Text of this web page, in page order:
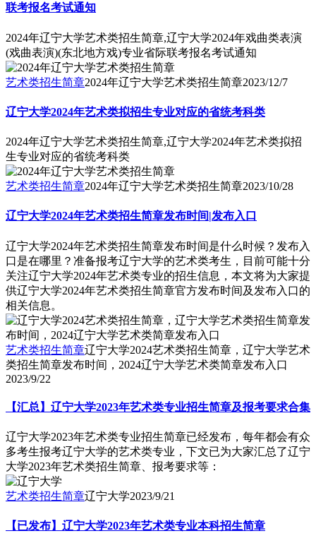
联考报名考试通知
2024年辽宁大学艺术类招生简章,辽宁大学2024年戏曲类表演
(戏曲表演)(东北地方戏)专业省际联考报名考试通知
艺术类招生简章2024年辽宁大学艺术类招生简章2023/12/7
辽宁大学2024年艺术类拟招生专业对应的省统考科类
2024年辽宁大学艺术类招生简章,辽宁大学2024年艺术类拟招
生专业对应的省统考科类
艺术类招生简章2024年辽宁大学艺术类招生简章2023/10/28
辽宁大学2024年艺术类招生简章发布时间|发布入口
辽宁大学2024年艺术类招生简章发布时间是什么时候？发布入
口是在哪里？准备报考辽宁大学的艺术类考生，目前可能十分
关注辽宁大学2024年艺术类专业的招生信息，本文将为大家提
供辽宁大学2024年艺术类招生简章官方发布时间及发布入口的
相关信息。
艺术类招生简章辽宁大学2024艺术类招生简章，辽宁大学艺术
类招生简章发布时间，2024辽宁大学艺术类简章发布入口
2023/9/22
【汇总】辽宁大学2023年艺术类专业招生简章及报考要求合集
辽宁大学2023年艺术类专业招生简章已经发布，每年都会有众
多考生报考辽宁大学的艺术类专业，下文已为大家汇总了辽宁
大学2023年艺术类招生简章、报考要求等：
艺术类招生简章辽宁大学2023/9/21
【已发布】辽宁大学2023年艺术类专业本科招生简章